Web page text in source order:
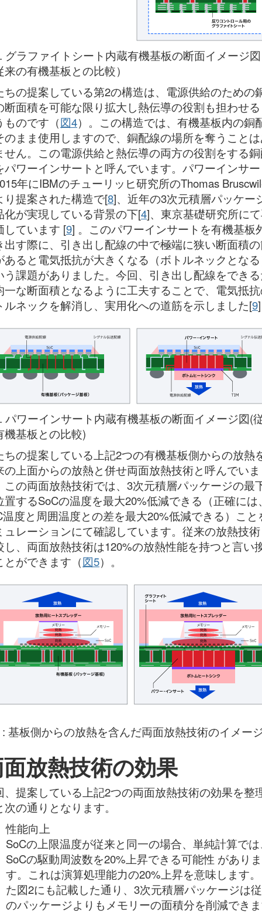
グラファイトシート内蔵有機基板の断面イメージ図
来の有機基板との比較）
ちの提案している第2の構造は、電源供給のための
断面積を可能な限り拡大し熱伝導の役割も担わせ
ものです（図4）。この構造では、有機基板内の銅
のまま使用しますので、銅配線の場所を奪うこと
せん。この電源供給と熱伝導の両方の役割をする
パワーインサートと呼んでいます。パワーインサ
年にIBMのチューリッヒ研究所のThomas
り提案された構造で[8]、近年の3次元積層パッケー
化が実現している背景の下[4]、東京基礎研究所に
しています [9] 。このパワーインサートを有機基板
出す際に、引き出し配線の中で極端に狭い断面積
あると電気抵抗が大きくなる（ボトルネックとな
う課題がありました。今回、引き出し配線をでき
一な断面積となるように工夫することで、電気抵
ルネックを解消し、実用化への道筋を示しました[9
パワーインサート内蔵有機基板の断面イメージ図(
機基板との比較)
ちの提案している上記2つの有機基板側からの放熱
の上面からの放熱と併せ両面放熱技術と呼んでいま
この両面放熱技術では、3次元積層パッケージの最
置するSoCの温度を最大20%低減できる（正確には
温度と周囲温度との差を最大20%低減できる）こと
ュレーションにて確認しています。従来の放熱技
し、両面放熱技術は120%の放熱性能を持つと言い
とができます（図5）。
: 基板側からの放熱を含んだ両面放熱技術のイメー
放熱技術の効果
、提案している上記2つの両面放熱技術の効果を整
次の通りとなります。
性能向上
SoCの上限温度が従来と同一の場合、単純計算で
SoCの駆動周波数を20%上昇できる可能性 がありま
す。これは演算処理能力の20%上昇を意味します
た図2にも記載した通り、3次元積層パッケージは
のパッケージよりもメモリーの面積分を削減でき